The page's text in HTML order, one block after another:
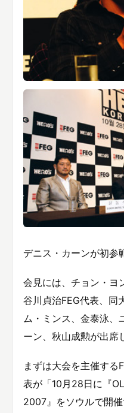
デニス・カーンが初参
会見には、チョン・ヨ
谷川貞治FEG代表、同
ム・ミンス、金泰泳、
ーン、秋山成勲が出席
まずは大会を主催する
表が「10月28日に『
2007』をソウルで開催